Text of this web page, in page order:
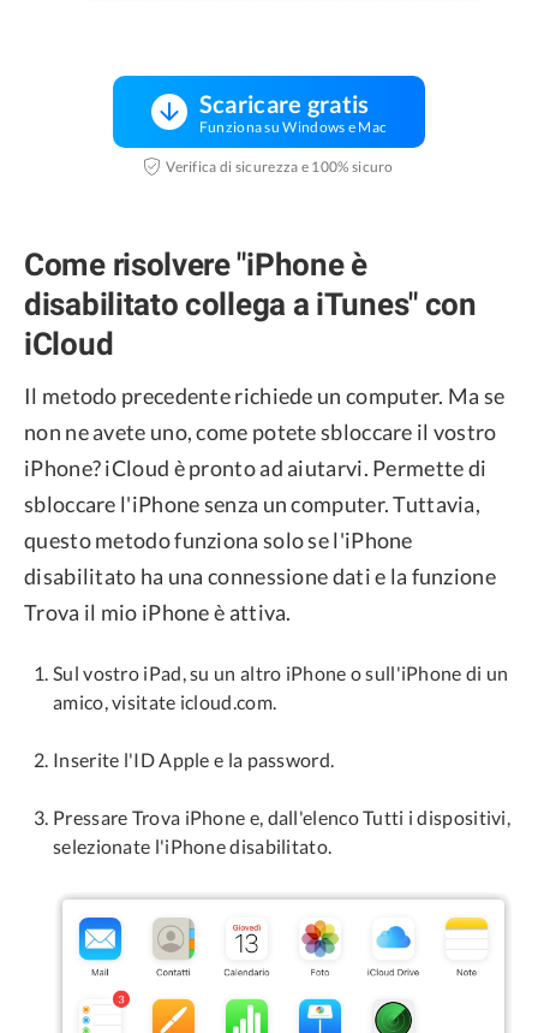
Scaricare gratis
Funziona su Windows e Mac
Verifica di sicurezza e 100% sicuro
Come risolvere "iPhone è
disabilitato collega a iTunes" con
iCloud
Il metodo precedente richiede un computer. Ma se
non ne avete uno, come potete sbloccare il vostro
iPhone? iCloud è pronto ad aiutarvi. Permette di
sbloccare l'iPhone senza un computer. Tuttavia,
questo metodo funziona solo se l'iPhone
disabilitato ha una connessione dati e la funzione
Trova il mio iPhone è attiva.
Sul vostro iPad, su un altro iPhone o sull'iPhone di un
amico, visitate icloud.com.
Inserite l'ID Apple e la password.
Pressare Trova iPhone e, dall'elenco Tutti i dispositivi,
selezionate l'iPhone disabilitato.